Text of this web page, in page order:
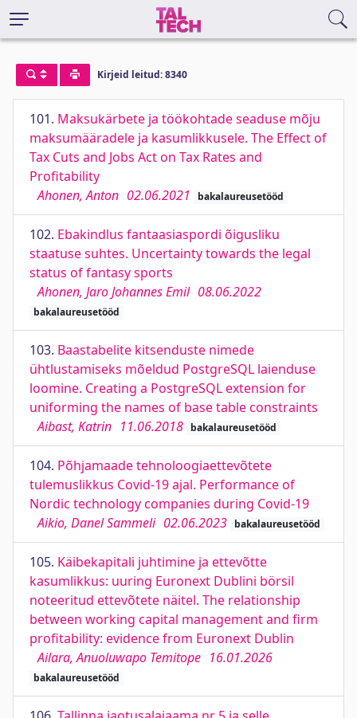
Kirjeid leitud: 8340
101. Maksukärbete ja töökohtade seaduse mõju
maksumääradele ja kasumlikkusele. The Effect of
Tax Cuts and Jobs Act on Tax Rates and
Profitability
Ahonen, Anton 02.06.2021 bakalaureusetööd
102. Ebakindlus fantaasiaspordi õigusliku
staatuse suhtes. Uncertainty towards the legal
status of fantasy sports
Ahonen, Jaro Johannes Emil 08.06.2022
bakalaureusetööd
103. Baastabelite kitsenduste nimede
ühtlustamiseks mõeldud PostgreSQL laienduse
loomine. Creating a PostgreSQL extension for
uniforming the names of base table constraints
Aibast, Katrin 11.06.2018 bakalaureusetööd
104. Põhjamaade tehnoloogiaettevõtete
tulemuslikkus Covid-19 ajal. Performance of
Nordic technology companies during Covid-19
Aikio, Danel Sammeli 02.06.2023 bakalaureusetööd
105. Käibekapitali juhtimine ja ettevõtte
kasumlikkus: uuring Euronext Dublini börsil
noteeritud ettevõtete näitel. The relationship
between working capital management and firm
profitability: evidence from Euronext Dublin
Ailara, Anuoluwapo Temitope 16.01.2026
bakalaureusetööd